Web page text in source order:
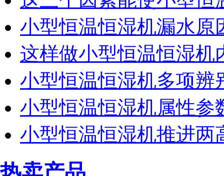
小型恒温恒湿机漏水原
这样做小型恒温恒湿机
小型恒温恒湿机多项辨
小型恒温恒湿机属性参
小型恒温恒湿机推进两